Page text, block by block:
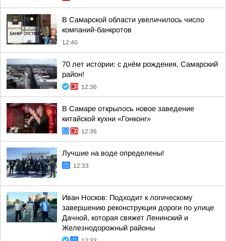
В Самарской области увеличилось число
компаний-банкротов
12:40
70 лет истории: с днём рождения, Самарский
район!
12:36
В Самаре открылось новое заведение
китайской кухни «Гонконг»
12:36
Лучшие на воде определены!
12:33
Иван Носков: Подходит к логическому
завершению реконструкция дороги по улице
Дачной, которая свяжет Ленинский и
Железнодорожный районы